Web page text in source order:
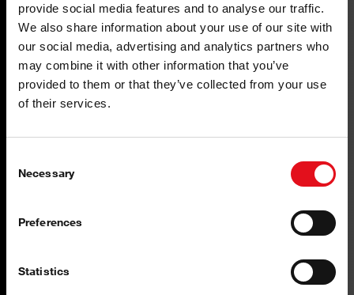
provide social media features and to analyse our traffic.
We also share information about your use of our site with
our social media, advertising and analytics partners who
may combine it with other information that you’ve
provided to them or that they’ve collected from your use
of their services.
Selection
Necessary
Preferences
Statistics
Высочайшее качество
Проектирование по строгим стандартам качества.
Точное соответствие размеров
Производство с обеспечением абсолютной